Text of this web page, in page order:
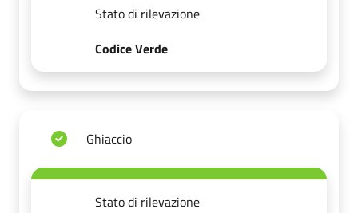
Stato di rilevazione
Codice Verde
Ghiaccio
Stato di rilevazione